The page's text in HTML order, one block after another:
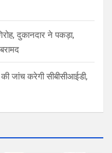
दुकानदार ने पकड़ा,
की जांच करेगी सीबीसीआईडी,